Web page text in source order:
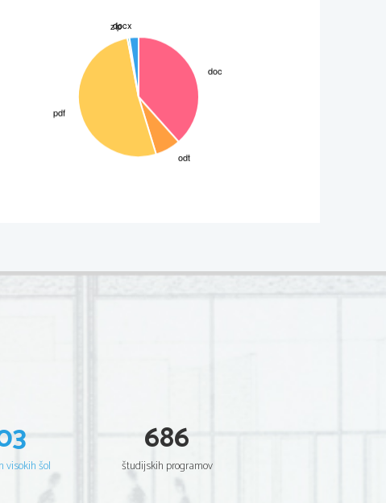
gradu ga toži, da ji ni vrnil 200 kron,
advokat Zmešnjava), a Matiček se
Tončka, ki se nespretno vrti
Rozali.   Baron   ga   spodi   z   gradu,   a
z Matičkom zasnujejo načrt, da se
Matiček preko pisarja Budale pošlje
nekom sestaja, da bi zbudili njegovo
visokih šol
686
študijskih programov